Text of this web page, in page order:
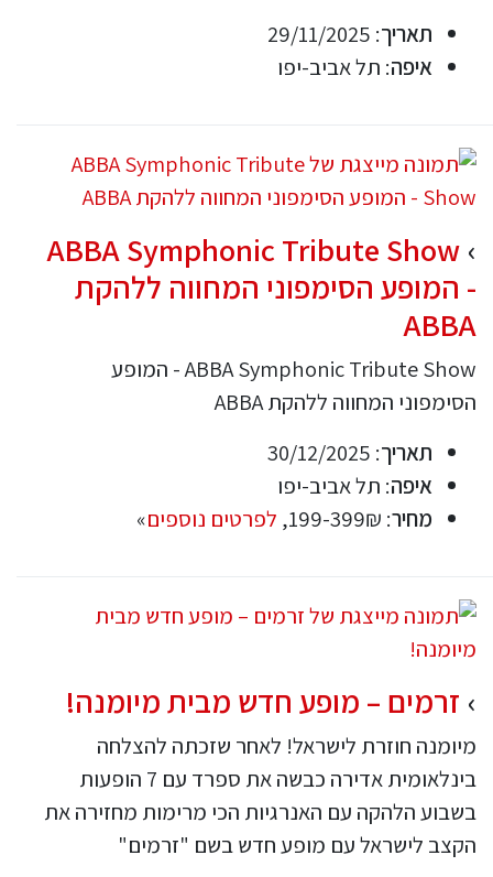
תאריך: 29/11/2025
איפה: תל אביב-יפו
ABBA Symphonic Tribute Show
- המופע הסימפוני המחווה ללהקת
ABBA
ABBA Symphonic Tribute Show - המופע
הסימפוני המחווה ללהקת ABBA
תאריך: 30/12/2025
איפה: תל אביב-יפו
מחיר: 199-399₪, לפרטים נוספים»
זרמים – מופע חדש מבית מיומנה!
מיומנה חוזרת לישראל! לאחר שזכתה להצלחה
בינלאומית אדירה כבשה את ספרד עם 7 הופעות
בשבוע הלהקה עם האנרגיות הכי מרימות מחזירה את
הקצב לישראל עם מופע חדש בשם "זרמים"